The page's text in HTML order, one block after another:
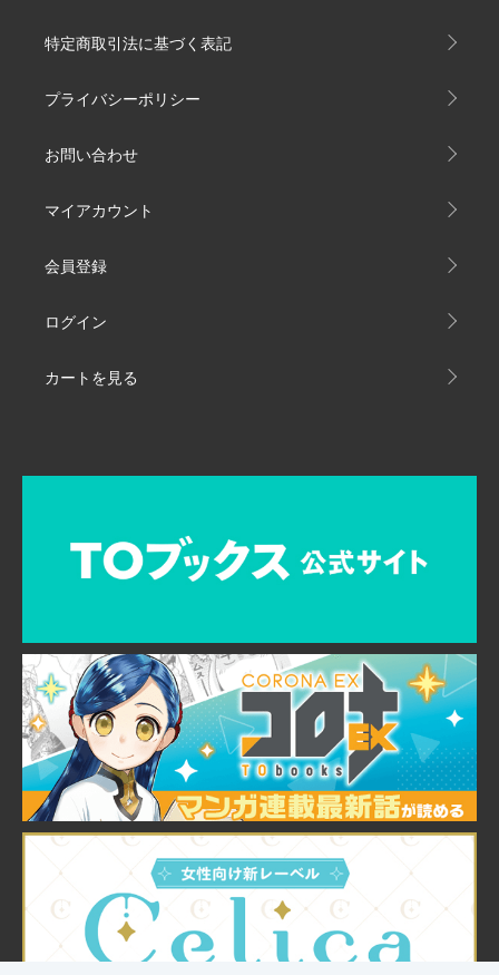
特定商取引法に基づく表記
プライバシーポリシー
お問い合わせ
マイアカウント
会員登録
ログイン
カートを見る